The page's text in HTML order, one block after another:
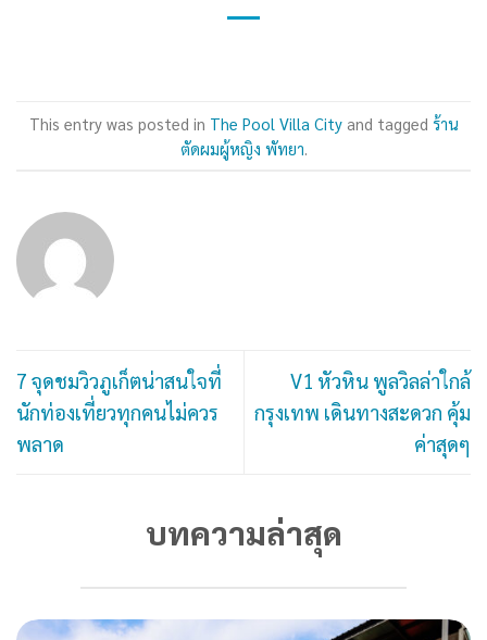
This entry was posted in The Pool Villa Cityand tagged ร้าน
ตัดผมผู้หญิง พัทยา
7 จุดชมวิวภูเก็ตน่าสนใจที่
นักท่องเที่ยวทุกคนไม่ควร
พลาด
V1 หัวหิน พูลวิลล่าใกล้
กรุงเทพ เดินทางสะดวก คุ้ม
ค่าสุดๆ
บทความล่าสุด